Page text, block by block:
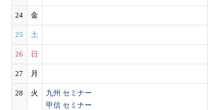
24 金
25 土
26 日
27 月
28 火
九州 セミナー
甲信 セミナー